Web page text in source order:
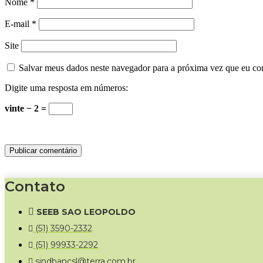
E-mail *
Site
Salvar meus dados neste navegador para a próxima vez que eu
Digite uma resposta em números:
vinte − 2 =
Contato
SEEB SAO LEOPOLDO
(51) 3590-2332
(51) 99933-2292